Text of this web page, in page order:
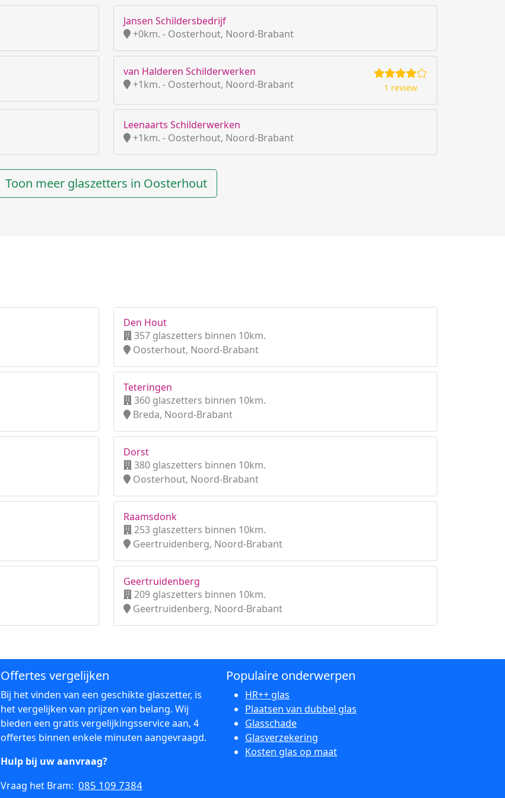
Jansen Schildersbedrijf
+0km. - Oosterhout, Noord-Brabant
van Halderen Schilderwerken
+1km. - Oosterhout, Noord-Brabant
1 review
Leenaarts Schilderwerken
+1km. - Oosterhout, Noord-Brabant
Toon meer glaszetters in Oosterhout
Den Hout
357 glaszetters binnen 10km.
Oosterhout, Noord-Brabant
Teteringen
360 glaszetters binnen 10km.
Breda, Noord-Brabant
Dorst
380 glaszetters binnen 10km.
Oosterhout, Noord-Brabant
Raamsdonk
253 glaszetters binnen 10km.
Geertruidenberg, Noord-Brabant
Geertruidenberg
209 glaszetters binnen 10km.
Geertruidenberg, Noord-Brabant
Offertes vergelijken
Bij het vinden van een geschikte glaszetter, is
het vergelijken van prijzen van belang. Wij
bieden een gratis vergelijkingsservice aan, 4
offertes binnen enkele minuten aangevraagd.
Hulp bij uw aanvraag?
Vraag het Bram: 085 109 7384
Populaire onderwerpen
HR++ glas
Plaatsen van dubbel glas
Glasschade
Glasverzekering
Kosten glas op maat